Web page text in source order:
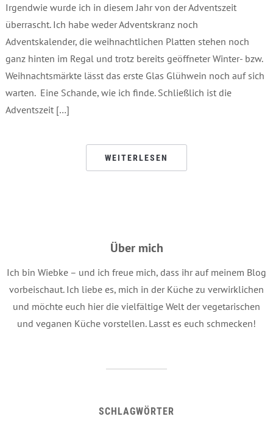
Irgendwie wurde ich in diesem Jahr von der Adventszeit
überrascht. Ich habe weder Adventskranz noch
Adventskalender, die weihnachtlichen Platten stehen noch
ganz hinten im Regal und trotz bereits geöffneter Winter- bzw.
Weihnachtsmärkte lässt das erste Glas Glühwein noch auf sich
warten. Eine Schande, wie ich finde. Schließlich ist die
Adventszeit […]
WEITERLESEN
Über mich
Ich bin Wiebke – und ich freue mich, dass ihr auf meinem Blog
vorbeischaut. Ich liebe es, mich in der Küche zu verwirklichen
und möchte euch hier die vielfältige Welt der vegetarischen
und veganen Küche vorstellen. Lasst es euch schmecken!
SCHLAGWÖRTER